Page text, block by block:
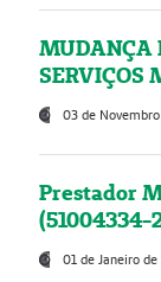
MUDANÇA
SERVIÇOS
03 de
Prestador
(51004334-
01 de Janeiro